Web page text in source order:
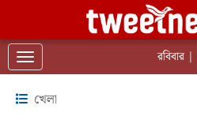
Toggle navigation রবিবার
খেলা